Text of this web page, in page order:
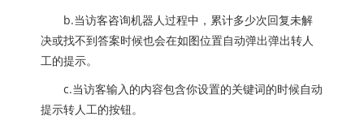
b.当访客咨询机器人过程中，累计多少次回复未解
决或找不到答案时候也会在如图位置自动弹出弹出转人
工的提示。
c.当访客输入的内容包含你设置的关键词的时候自动
提示转人工的按钮。